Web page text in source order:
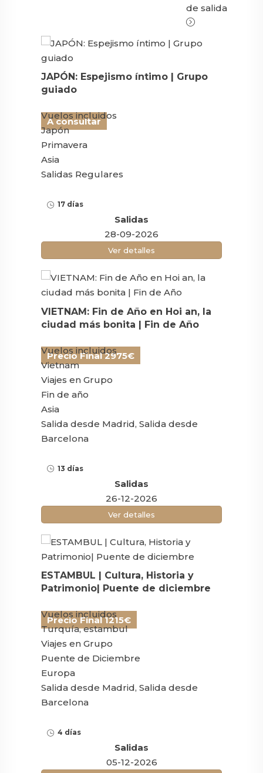
de salida
A consultar
JAPÓN: Espejismo íntimo | Grupo
guiado
Vuelos incluidos
Japón
Primavera
Asia
Salidas Regulares
17 días
Salidas
28-09-2026
Ver detalles
Precio Final 2975€
VIETNAM: Fin de Año en Hoi an, la
ciudad más bonita | Fin de Año
Vuelos incluidos
Vietnam
Viajes en Grupo
Fin de año
Asia
Salida desde Madrid, Salida desde
Barcelona
13 días
Salidas
26-12-2026
Ver detalles
Precio Final 1215€
ESTAMBUL | Cultura, Historia y
Patrimonio| Puente de diciembre
Vuelos incluidos
Turquía, estambul
Viajes en Grupo
Puente de Diciembre
Europa
Salida desde Madrid, Salida desde
Barcelona
4 días
Salidas
05-12-2026